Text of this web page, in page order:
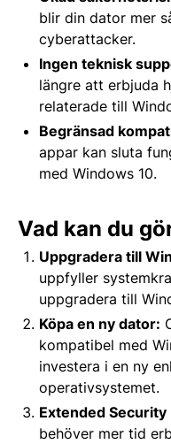
blir din dator mer
cyberattacker.
Ingen teknisk
längre att erbjuda
relaterade till
Begränsad
appar kan sluta
med Windows 10.​
Vad kan du
Uppgradera till
uppfyller
uppgradera till
Köpa en ny dator:
kompatibel med
investera i en ny
operativsystemet.
Extended Security
behöver mer tid